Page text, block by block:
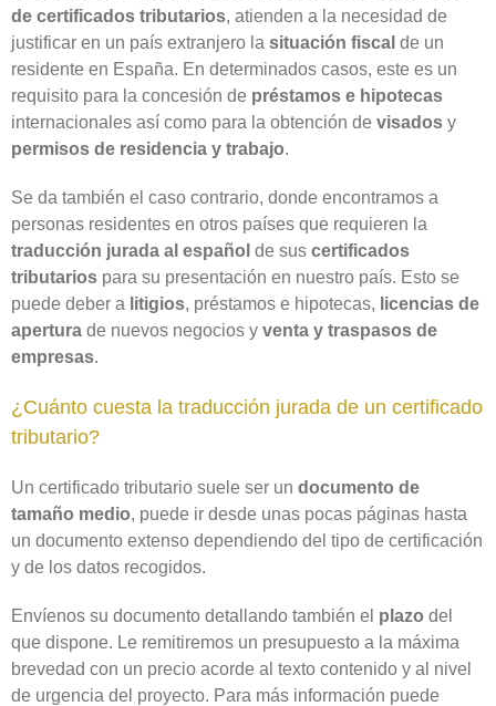
de certificados tributarios, atienden a la necesidad de
justificar en un país extranjero la situación fiscal de un
residente en España. En determinados casos, este es un
requisito para la concesión de préstamos e hipotecas
internacionales así como para la obtención de visados y
permisos de residencia y trabajo.
Se da también el caso contrario, donde encontramos a
personas residentes en otros países que requieren la
traducción jurada al español de sus certificados
tributarios para su presentación en nuestro país. Esto se
puede deber a litigios, préstamos e hipotecas, licencias de
apertura de nuevos negocios y venta y traspasos de
empresas.
¿Cuánto cuesta la traducción jurada de un certificado
tributario?
Un certificado tributario suele ser un documento de
tamaño medio, puede ir desde unas pocas páginas hasta
un documento extenso dependiendo del tipo de certificación
y de los datos recogidos.
Envíenos su documento detallando también el plazo del
que dispone. Le remitiremos un presupuesto a la máxima
brevedad con un precio acorde al texto contenido y al nivel
de urgencia del proyecto. Para más información puede